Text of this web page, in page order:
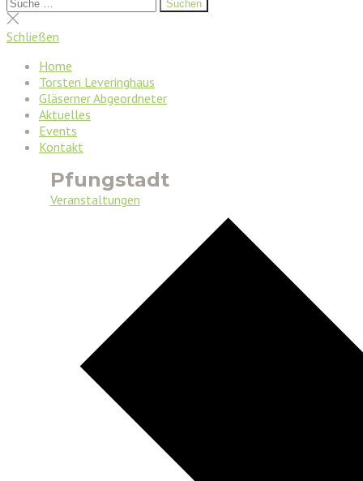
nach:
Suchen
Suche
schließen
Schließen
Home
Torsten Leveringhaus
Gläserner Abgeordneter
Aktuelles
Events
Kontakt
Pfungstadt
Veranstaltungen